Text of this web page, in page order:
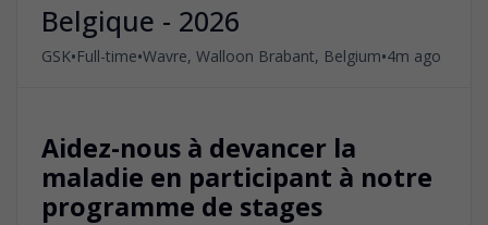
Belgique - 2026
GSK•Full-time•Wavre, Walloon Brabant, Belgium•4m ago
Aidez-nous à devancer la
maladie en participant à notre
programme de stages